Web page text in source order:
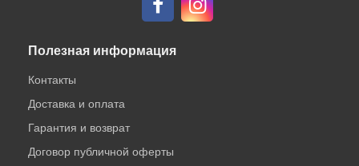
Полезная информация
Контакты
Доставка и оплата
Гарантия и возврат
Договор публичной оферты